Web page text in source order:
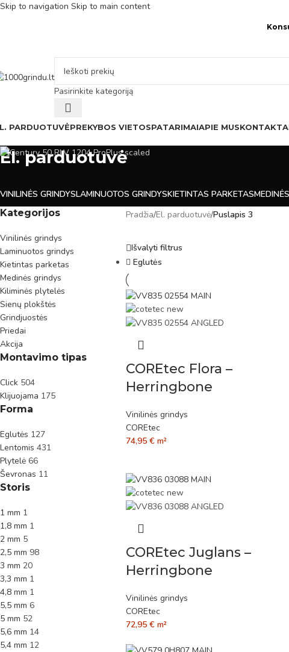
Skip to navigation Skip to main content
Pasirinkite kategoriją
PARDUOTUVĖPREKYBOS VIETOSPATARIMAIAPIE MUS
El. parduotuvė
VINILINĖS GRINDYSLAMINUOTOS GRINDYSKIETINTAS PARKETAS
Kategorijos
Vinilinės grindys
Laminuotos grindys
Kietintas parketas
Medinės grindys
Kiliminės plytelės
Sienų plokštės
Grindjuostės
Priedai
Akcija
Montavimo tipas
Click 504
Klijuojama 175
Forma
Eglutės 127
Lentomis 431
Plytelė 66
Ševronas 11
Storis
1 mm 1
1,8 mm 1
2 mm 5
2,5 mm 98
3 mm 20
3,3 mm 1
4,8 mm 1
5,5 mm 6
5 mm 52
5,6 mm 14
5,4 mm 12
Pradžia/El. parduotuvė/Puslapis 3
Išvalyti filtrus
Eglutės
COREtec Flora –
Herringbone
Vinilinės grindys
COREtec
74,95 € m²
COREtec Juglans –
Herringbone
Vinilinės grindys
COREtec
72,95 € m²